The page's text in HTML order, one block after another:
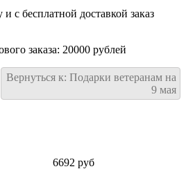
бесплатной доставкой заказ
заказа: 20000 рублей
Вернуться к: Подарки ветеранам на
9 мая
6692 руб